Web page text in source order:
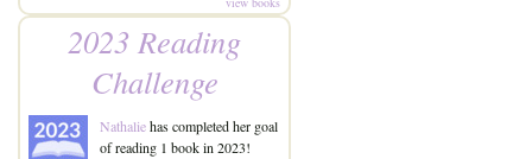
2023 Reading
Challenge
Nathaliehas completed her goal
of reading 1 book in 2023!